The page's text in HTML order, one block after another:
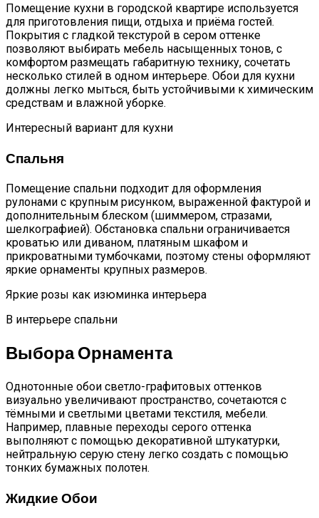
Помещение кухни в городской квартире используется
для приготовления пищи, отдыха и приёма гостей.
Покрытия с гладкой текстурой в сером оттенке
позволяют выбирать мебель насыщенных тонов, с
комфортом размещать габаритную технику, сочетать
несколько стилей в одном интерьере. Обои для кухни
должны легко мыться, быть устойчивыми к химическим
средствам и влажной уборке.
Интересный вариант для кухни
Спальня
Помещение спальни подходит для оформления
рулонами с крупным рисунком, выраженной фактурой и
дополнительным блеском (шиммером, стразами,
шелкографией). Обстановка спальни ограничивается
кроватью или диваном, платяным шкафом и
прикроватными тумбочками, поэтому стены оформляют
яркие орнаменты крупных размеров.
Яркие розы как изюминка интерьера
В интерьере спальни
Выбора Орнамента
Однотонные обои светло-графитовых оттенков
визуально увеличивают пространство, сочетаются с
тёмными и светлыми цветами текстиля, мебели.
Например, плавные переходы серого оттенка
выполняют с помощью декоративной штукатурки,
нейтральную серую стену легко создать с помощью
тонких бумажных полотен.
Жидкие Обои